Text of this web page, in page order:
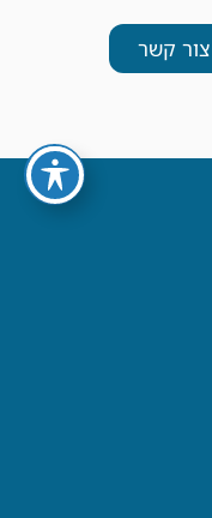
צור קשר